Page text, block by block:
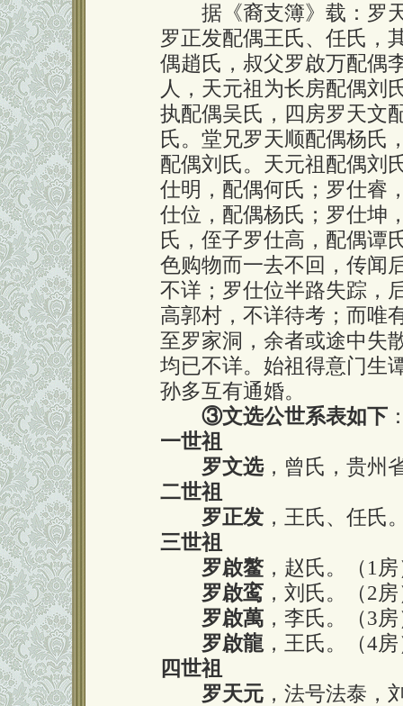
据《裔支簿》载：罗天
罗正发配偶王氏、任氏，
偶趙氏，叔父罗啟万配偶
人，天元祖为长房配偶刘
执配偶吴氏，四房罗天文
氏。堂兄罗天顺配偶杨氏
配偶刘氏。天元祖配偶刘
仕明，配偶何氏；罗仕睿
仕位，配偶杨氏；罗仕坤
氏，侄子罗仕高，配偶谭
色购物而一去不回，传闻
不详；罗仕位半路失踪，
高郭村，不详待考；而唯
至罗家洞，余者或途中失
均已不详。始祖得意门生
孙多互有通婚。
③文选公世系表如下
一世祖
罗文选，曾氏，贵州
二世祖
罗正发 ，王氏、任氏
三世祖
罗啟鳌 ，赵氏。（1
罗啟鸾 ，刘氏。（2
罗啟萬 ，李氏。（3
罗啟龍 ，王氏。（4
四世祖
罗天元 ，法号法泰，